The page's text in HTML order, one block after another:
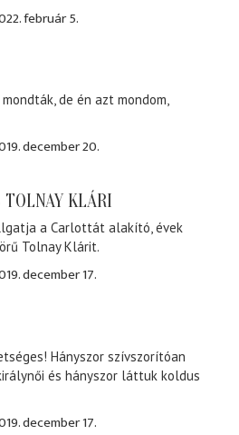
február 5.
de én azt mondom,
december 20.
KLÁRI
a Carlottát alakító, évek
Tolnay Klárit.
december 17.
Hányszor szívszorítóan
és hányszor láttuk koldus
december 17.